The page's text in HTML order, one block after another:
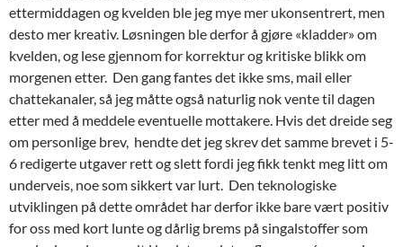
ettermiddagen og kvelden ble jeg mye mer ukonsentrert, men
desto mer kreativ. Løsningen ble derfor å gjøre «kladder» om
kvelden, og lese gjennom for korrektur og kritiske blikk om
morgenen etter. Den gang fantes det ikke sms, mail eller
chattekanaler, så jeg måtte også naturlig nok vente til dagen
etter med å meddele eventuelle mottakere. Hvis det dreide seg
om personlige brev, hendte det jeg skrev det samme brevet i 5-
6 redigerte utgaver rett og slett fordi jeg fikk tenkt meg litt om
underveis, noe som sikkert var lurt. Den teknologiske
utviklingen på dette området har derfor ikke bare vært positiv
for oss med kort lunte og dårlig brems på singalstoffer som